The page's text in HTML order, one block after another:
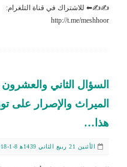
✍✍⬅ للاشتراك في قناة التلغرام:
http://t.me/meshhoor
السؤال الثاني
الميراث والإصرار على
هذا…
الأثنين 21 ربيع الثاني 1439ﻫ 8-1-2018م